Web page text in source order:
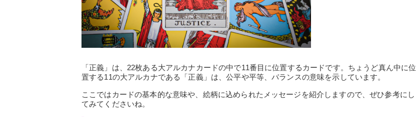
「正義」は、22枚ある大アルカナカードの中で11番目に位置するカードです。ちょうど真ん中に位
置する11の大アルカナである「正義」は、公平や平等、バランスの意味を示しています。
ここではカードの基本的な意味や、絵柄に込められたメッセージを紹介しますので、ぜひ参考にし
てみてくださいね。